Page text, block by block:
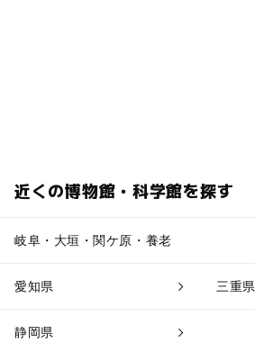
近くの博物館・科学館を探す
岐阜・大垣・関ケ原・養老
愛知県 三重県
静岡県